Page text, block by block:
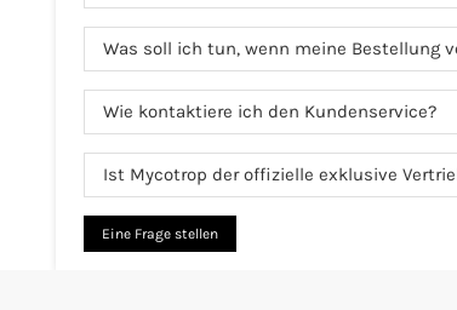
Was soll ich tun, wenn meine Bestellung
Wie kontaktiere ich den Kundenservice?
Ist Mycotrop der offizielle exklusive
Eine Frage stellen